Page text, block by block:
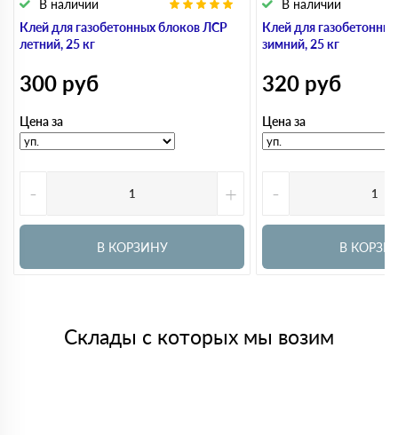
Клей для газобетонных блоков ЛСР
летний, 25 кг
В наличии
300 руб
Цена за
- +
В КОРЗИНУ
Клей для
зимний, 25 кг
В наличии
320 руб
Цена за
-
В
Склады с которых мы возим